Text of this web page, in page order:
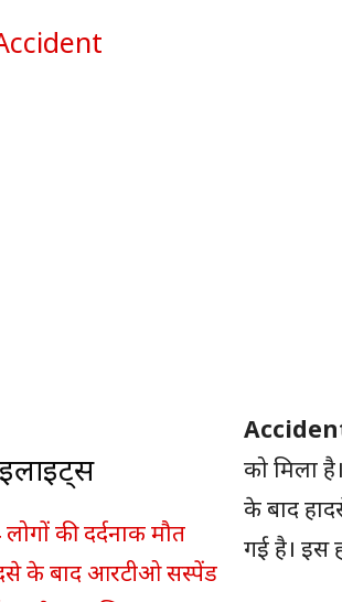
की दर्दनाक मौत
के बाद आरटीओ सस्पेंड
को मिला
के बाद
गई है। इस